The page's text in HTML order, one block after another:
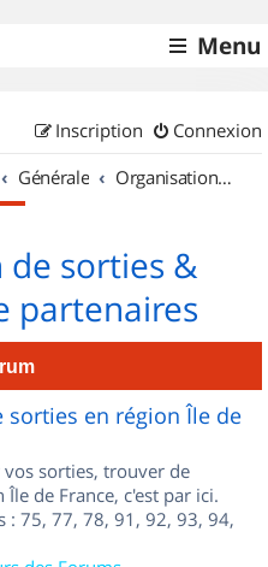
Menu
Connexion
Inscription
Générale Organisation de sorties & Recherche de partenaires
sorties &
partenaires
sorties en région Île de
sorties, trouver de
de France, c'est par ici.
: 75, 77, 78, 91, 92, 93, 94,